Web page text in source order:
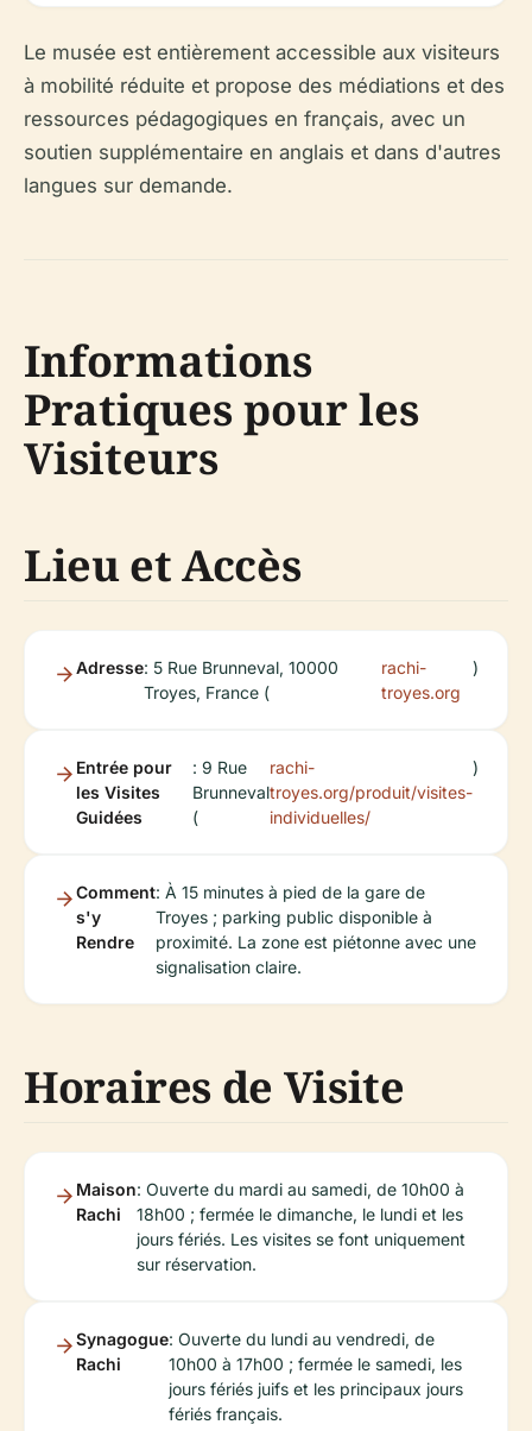
Le musée est entièrement accessible aux visiteurs
à mobilité réduite et propose des médiations et des
ressources pédagogiques en français, avec un
soutien supplémentaire en anglais et dans d'autres
langues sur demande.
Informations
Pratiques pour les
Visiteurs
Lieu et Accès
Adresse: 5 Rue Brunneval, 10000
Troyes, France (
rachi-
troyes.org
)
Entrée pour
les Visites
Guidées
: 9 Rue
Brunneval
(
rachi-
troyes.org/produit/visites-
individuelles/
)
Comment
s'y
Rendre
: À 15 minutes à pied de la gare de
Troyes ; parking public disponible à
proximité. La zone est piétonne avec une
signalisation claire.
Horaires de Visite
Maison
Rachi
: Ouverte du mardi au samedi, de 10h00 à
18h00 ; fermée le dimanche, le lundi et les
jours fériés. Les visites se font uniquement
sur réservation.
Synagogue
Rachi
: Ouverte du lundi au vendredi, de
10h00 à 17h00 ; fermée le samedi, les
jours fériés juifs et les principaux jours
fériés français.